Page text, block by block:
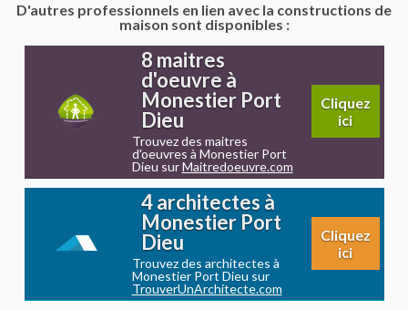
D'autres professionnels en lien avec la constructions de
maison sont disponibles :
8 maitres
d'oeuvre à
Monestier Port
Dieu
Trouvez des maitres
d'oeuvres à Monestier Port
Dieu surMaitredoeuvre.com
Cliquez
ici
4 architectes à
Monestier Port
Dieu
Trouvez des architectes à
Monestier Port Dieu sur
TrouverUnArchitecte.com
Cliquez
ici